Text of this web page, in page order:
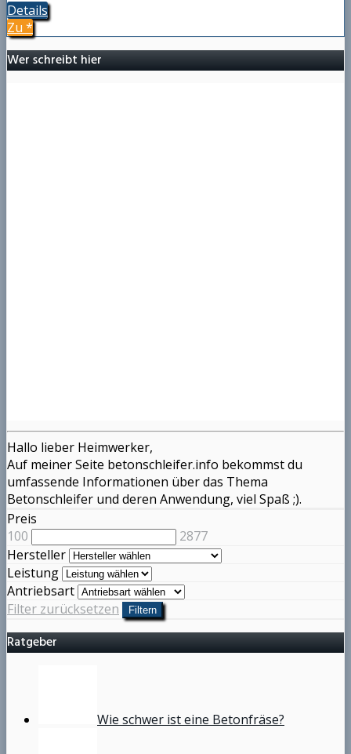
Details
Zu *
Wer schreibt hier
Hallo lieber Heimwerker,
Auf meiner Seite betonschleifer.info bekommst du
umfassende Informationen über das Thema
Betonschleifer und deren Anwendung, viel Spaß ;).
Preis
100
2877
Hersteller
Leistung
Antriebsart
Filter zurücksetzen
Filtern
Ratgeber
Wie schwer ist eine Betonfräse?